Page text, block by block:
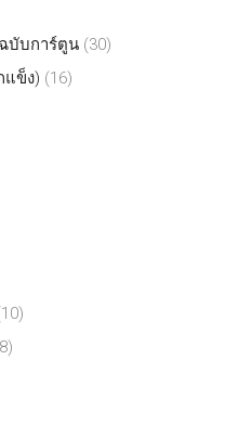
บับการ์ตูน (30)
แข็ง) (16)